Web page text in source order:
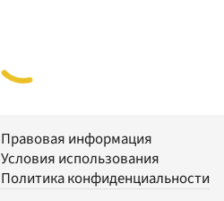
Правовая информация
Условия использования
Политика конфиденциальности